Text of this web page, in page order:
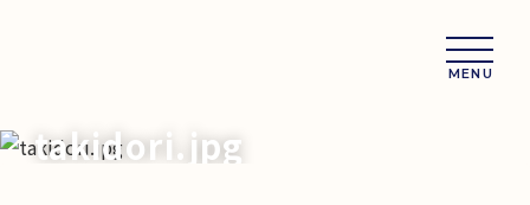
MENU
takidori.jpg